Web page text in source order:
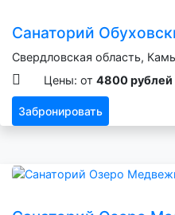
Санаторий
Свердловская область,
Цены: от 4800 рублей
Забронировать